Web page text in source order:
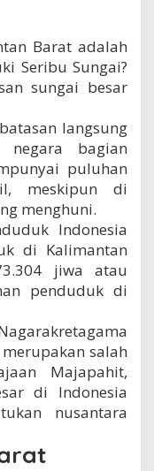
Barat adalah
Seribu Sungai?
sungai besar
langsung
negara bagian
puluhan
meskipun di
menghuni.
Indonesia
di Kalimantan
jiwa atau
penduduk di
salah
Majapahit,
di Indonesia
nusantara